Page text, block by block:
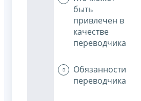
быть
привлечен в
качестве
переводчика
Обязанности
переводчика